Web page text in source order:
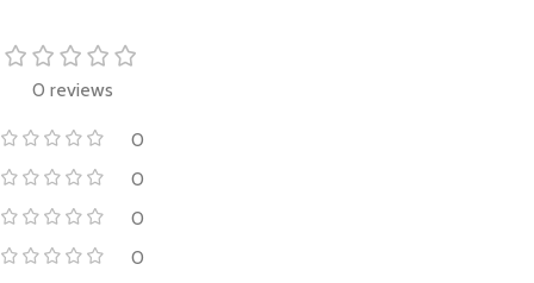
0 reviews
0
0
0
0